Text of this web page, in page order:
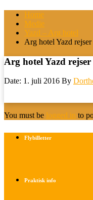
Home
Medie
Yazd – Arg hotel
Arg hotel Yazd
Arg hotel Yazd
Date: 1. juli 2016 By
You must be logged in to
Flybilletter
Praktisk info